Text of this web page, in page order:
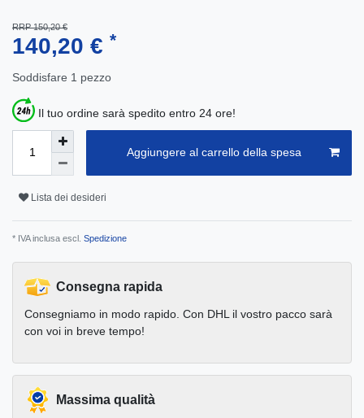
RRP 150,20 €
140,20 € *
Soddisfare 1 pezzo
Il tuo ordine sarà spedito entro 24 ore!
Aggiungere al carrello della spesa
Lista dei desideri
* IVA inclusa escl. Spedizione
Consegna rapida
Consegniamo in modo rapido. Con DHL il vostro pacco sarà
con voi in breve tempo!
Massima qualità